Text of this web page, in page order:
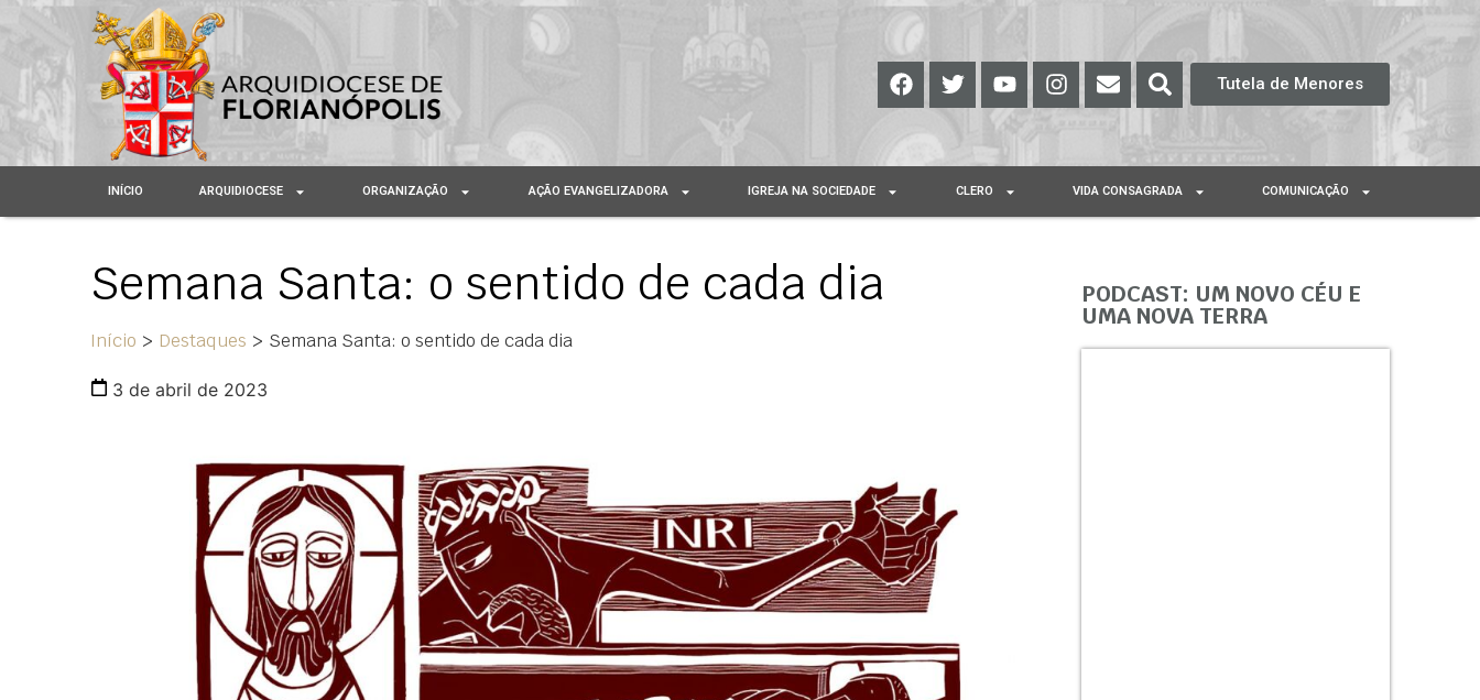
Tutela de Menores
INÍCIO ARQUIDIOCESE ORGANIZAÇÃO AÇÃO EVANGELIZADORA IGREJA NA SOCIEDADE CLERO VIDA CONSAGRADA COMUNICAÇÃO
Semana Santa: o sentido de cada dia
Início > Destaques > Semana Santa: o sentido de cada dia
3 de abril de 2023
PODCAST: UM NOVO CÉU E
UMA NOVA TERRA